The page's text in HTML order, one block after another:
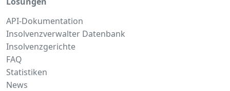
API-Dokumentation
Insolvenzverwalter Datenbank
Insolvenzgerichte
FAQ
Statistiken
News